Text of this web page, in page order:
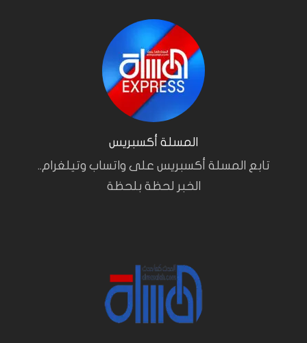
المسلة أكسبريس
تابع المسلة أكسبريس على واتساب وتيلغرام..
الخبر لحظة بلحظة